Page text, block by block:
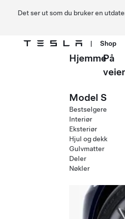
Det ser ut som du bruker en
| Shop
HjemmePå
Model S
Bestselgere
Interiør
Eksteriør
Hjul og dekk
Gulvmatter
Deler
Nøkler